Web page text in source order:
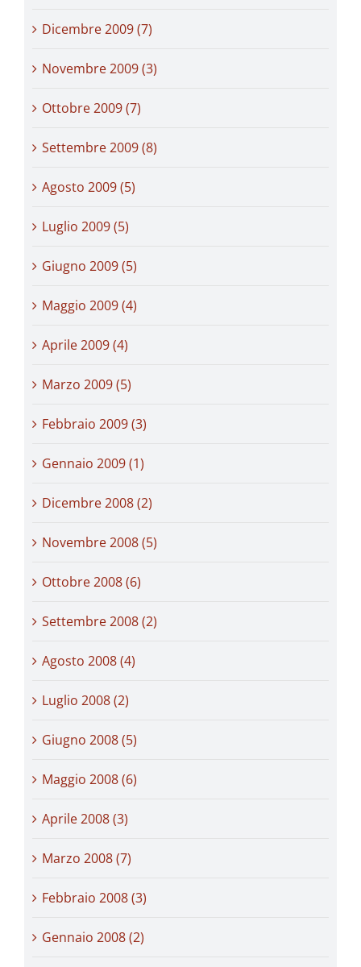
Dicembre 2009 (7)
Novembre 2009 (3)
Ottobre 2009 (7)
Settembre 2009 (8)
Agosto 2009 (5)
Luglio 2009 (5)
Giugno 2009 (5)
Maggio 2009 (4)
Aprile 2009 (4)
Marzo 2009 (5)
Febbraio 2009 (3)
Gennaio 2009 (1)
Dicembre 2008 (2)
Novembre 2008 (5)
Ottobre 2008 (6)
Settembre 2008 (2)
Agosto 2008 (4)
Luglio 2008 (2)
Giugno 2008 (5)
Maggio 2008 (6)
Aprile 2008 (3)
Marzo 2008 (7)
Febbraio 2008 (3)
Gennaio 2008 (2)